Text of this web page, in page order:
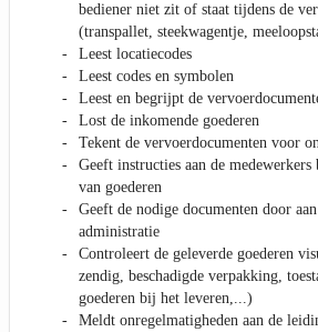
bediener niet zit of staat tijdens de
(transpallet, steekwagentje,
Leest locatiecodes
Leest codes en symbolen
Leest en begrijpt de
Lost de inkomende goederen
Tekent de vervoerdocumenten voor
Geeft instructies aan de
van goederen
Geeft de nodige documenten door
administratie
Controleert de geleverde goederen
zendig, beschadigde verpakking,
goederen bij het leveren,...)
Meldt onregelmatigheden aan de